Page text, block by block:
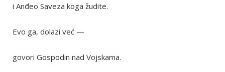
i Anđeo Saveza koga žudite.
Evo ga, dolazi već —
govori Gospodin nad Vojskama.